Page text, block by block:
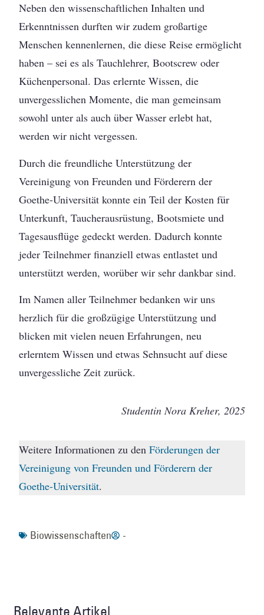
Neben den wissenschaftlichen Inhalten und
Erkenntnissen durften wir zudem großartige
Menschen kennenlernen, die diese Reise ermöglicht
haben – sei es als Tauchlehrer, Bootscrew oder
Küchenpersonal. Das erlernte Wissen, die
unvergesslichen Momente, die man gemeinsam
sowohl unter als auch über Wasser erlebt hat,
werden wir nicht vergessen.
Durch die freundliche Unterstützung der
Vereinigung von Freunden und Förderern der
Goethe-Universität konnte ein Teil der Kosten für
Unterkunft, Taucherausrüstung, Bootsmiete und
Tagesausflüge gedeckt werden. Dadurch konnte
jeder Teilnehmer finanziell etwas entlastet und
unterstützt werden, worüber wir sehr dankbar sind.
Im Namen aller Teilnehmer bedanken wir uns
herzlich für die großzügige Unterstützung und
blicken mit vielen neuen Erfahrungen, neu
erlerntem Wissen und etwas Sehnsucht auf diese
unvergessliche Zeit zurück.
Studentin Nora Kreher, 2025
Weitere Informationen zu denFörderungen der
Vereinigung von Freunden und Förderern der
Goethe-Universität.
Biowissenschaften -
Relevante Artikel